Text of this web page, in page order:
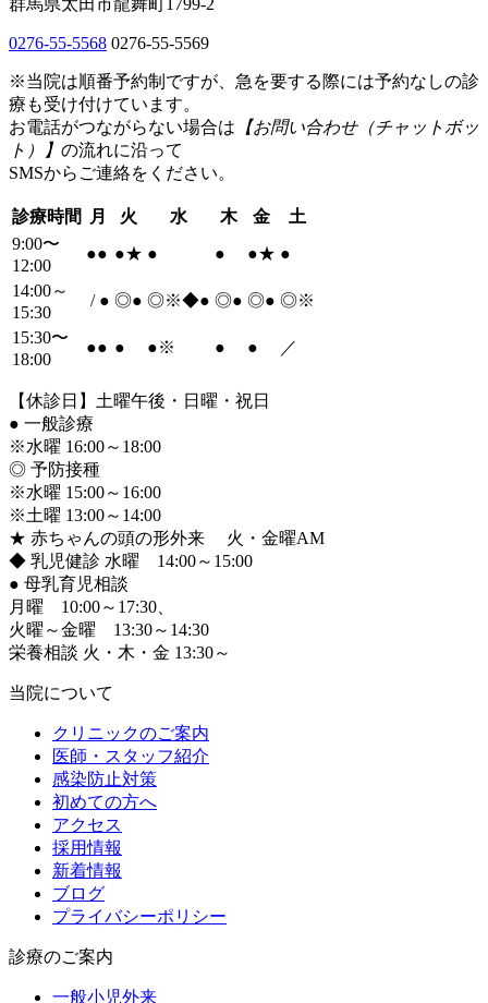
群馬県太田市龍舞町1799-2
0276-55-5568 0276-55-5569
※当院は順番予約制ですが、急を要する際には予約なしの診
療も受け付けています。
お電話がつながらない場合は 【お問い合わせ（チャットボッ
ト）】 の流れに沿って
SMSからご連絡をください。
診療時間 月 火 水 木 金
土
9:00〜
12:00
●● ●★ ● ● ●★ ●
14:00～
15:30
/ ● ◎● ◎※◆● ◎● ◎● ◎※
15:30〜
18:00
●● ● ●※ ● ● ／
【休診日】土曜午後・日曜・祝日
● 一般診療
※水曜 16:00～18:00
◎ 予防接種
※水曜 15:00～16:00
※土曜 13:00～14:00
★ 赤ちゃんの頭の形外来 火・金曜AM
◆ 乳児健診 水曜 14:00～15:00
● 母乳育児相談
月曜 10:00～17:30、
火曜～金曜 13:30～14:30
栄養相談 火・木・金 13:30～
当院について
クリニックのご案内
医師・スタッフ紹介
感染防止対策
初めての方へ
アクセス
採用情報
新着情報
ブログ
プライバシーポリシー
診療のご案内
一般小児外来